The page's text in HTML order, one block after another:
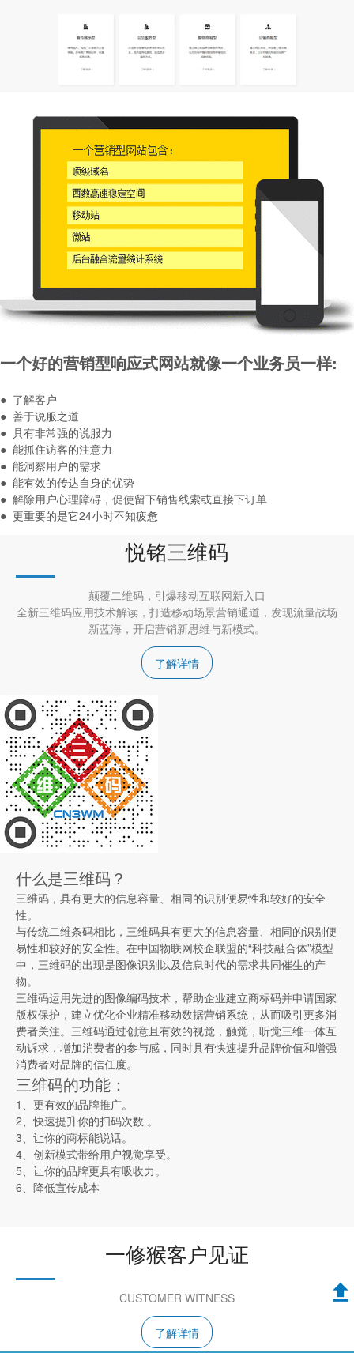
一个好的营销型响应式网站就像一个业务员一样:
● 了解客户
● 善于说服之道
● 具有非常强的说服力
● 能抓住访客的注意力
● 能洞察用户的需求
● 能有效的传达自身的优势
● 解除用户心理障碍，促使留下销售线索或直接下订单
● 更重要的是它24小时不知疲惫
悦铭三维码
颠覆二维码，引爆移动互联网新入口
全新三维码应用技术解读，打造移动场景营销通道，发现流量战场
新蓝海，开启营销新思维与新模式。
了解详情
什么是三维码？
三维码，具有更大的信息容量、相同的识别便易性和较好的安全
性。
与传统二维条码相比，三维码具有更大的信息容量、相同的识别便
易性和较好的安全性。在中国物联网校企联盟的“科技融合体”模型
中，三维码的出现是图像识别以及信息时代的需求共同催生的产
物。
三维码运用先进的图像编码技术，帮助企业建立商标码并申请国家
版权保护，建立优化企业精准移动数据营销系统，从而吸引更多消
费者关注。三维码通过创意且有效的视觉，触觉，听觉三维一体互
动诉求，增加消费者的参与感，同时具有快速提升品牌价值和增强
消费者对品牌的信任度。
三维码的功能：
1、更有效的品牌推广。
2、快速提升你的扫码次数 。
3、让你的商标能说话。
4、创新模式带给用户视觉享受。
5、让你的品牌更具有吸收力。
6、降低宣传成本
一修猴客户见证
CUSTOMER WITNESS
了解详情